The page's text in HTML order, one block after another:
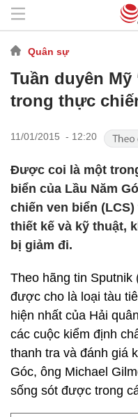
Quân sự
Tuần duyên
trong thực
11/01/2015 - 12:20
Được coi là một
biển của Lầu Năm
chiến ven biển
thiết kế và kỹ thuật,
bị giảm đi.
Theo hãng tin Sputnik
được cho là loại tàu
hiện nhất của Hải
các cuộc kiểm định
thanh tra và đánh giá
Góc, ông Michael
sống sót được trong